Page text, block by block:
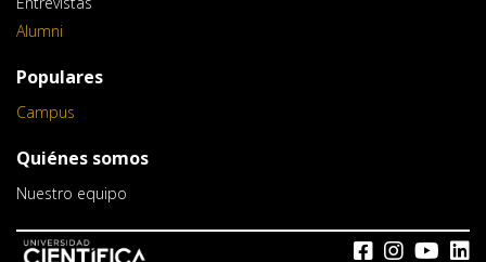
Alumni
Populares
Campus
Quiénes somos
Nuestro equipo